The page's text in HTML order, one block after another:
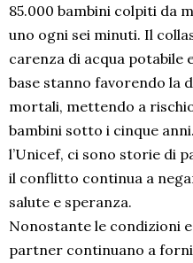
85.000 bambini colpiti da
uno ogni sei minuti. Il
carenza di acqua potabile
base stanno favorendo la
mortali, mettendo a
bambini sotto i cinque
l’Unicef, ci sono storie di
il conflitto continua a
salute e speranza.
Nonostante le condizioni
partner continuano a